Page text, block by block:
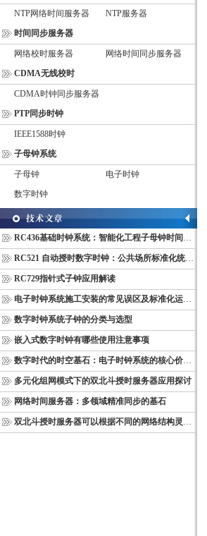
NTP网络时间服务器
NTP服务器
时间同步服务器
网络校时服务器
网络时间同步服务器
CDMA无线校时
CDMA时钟同步服务器
PTP同步时钟
IEEE1588时钟
子母钟系统
子母钟
电子时钟
数字时钟
RC436基础时钟系统：智能化工程子母钟时间同步配套设备
RC521 自动授时数字时钟：公共场所标准化统一计时终端
RC729指针式子钟应用解读
电子时钟系统施工安装的常见误区及标准化运维管理规范
数字时钟系统子钟的分类与选型
嵌入式数字时钟有哪些使用注意事项
数字时代的时空基石：电子时钟系统的核心价值与多维意义
多元化组网模式下的双北斗授时服务器应用探讨
网络时间服务器：多领域精准同步的基石
双北斗授时服务器可以根据不同的网络结构灵活部署